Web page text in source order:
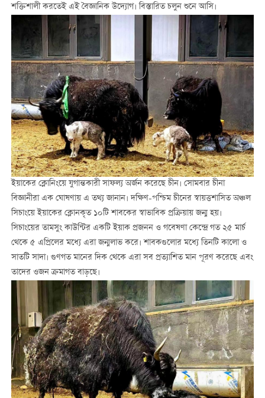
শক্তিশালী করতেই এই বৈজ্ঞানিক উদ্যোগ। বিস্তারিত চলুন শুনে আসি।
ইয়াকের ক্লোনিংয়ে যুগান্তকারী সাফল্য অর্জন করেছে চীন। সোমবার চীনা
বিজ্ঞানীরা এক ঘোষণায় এ তথ্য জানান। দক্ষিণ-পশ্চিম চীনের স্বায়ত্তশাসিত অঞ্চল
সিচাংয়ে ইয়াকের ক্লোনকৃত ১০টি শাবকের স্বাভাবিক প্রক্রিয়ায় জন্ম হয়।
সিচাংয়ের তামসুং কাউন্টির একটি ইয়াক প্রজনন ও গবেষণা কেন্দ্রে গত ২৫ মার্চ
থেকে ৫ এপ্রিলের মধ্যে এরা জন্মলাভ করে। শাবকগুলোর মধ্যে তিনটি কালো ও
সাতটি সাদা। গুণগত মানের দিক থেকে এরা সব প্রত্যাশিত মান পূরণ করেছে এবং
তাদের ওজন ক্রমাগত বাড়ছে।